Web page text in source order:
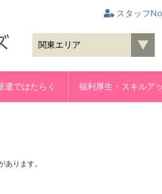
スタッフ
遣ではたらく 福利厚生・スキルア
ります。